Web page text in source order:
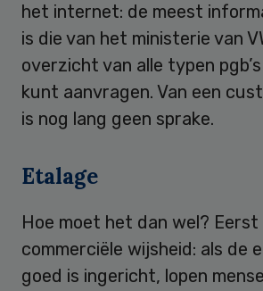
het internet: de meest
is die van het ministerie van
overzicht van alle typen
kunt aanvragen. Van een
is nog lang geen sprake.
Etalage
Hoe moet het dan wel? Eerst
commerciële wijsheid: als de
goed is ingericht, lopen